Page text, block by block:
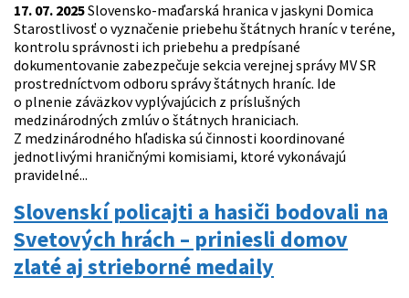
17. 07. 2025Slovensko-maďarská hranica v jaskyni Domica
Starostlivosť o vyznačenie priebehu štátnych hraníc v teréne,
kontrolu správnosti ich priebehu a predpísané
dokumentovanie zabezpečuje sekcia verejnej správy MV SR
prostredníctvom odboru správy štátnych hraníc. Ide
o plnenie záväzkov vyplývajúcich z príslušných
medzinárodných zmlúv o štátnych hraniciach.
Z medzinárodného hľadiska sú činnosti koordinované
jednotlivými hraničnými komisiami, ktoré vykonávajú
pravidelné...
Slovenskí policajti a hasiči bodovali na
Svetových hrách – priniesli domov
zlaté aj strieborné medaily